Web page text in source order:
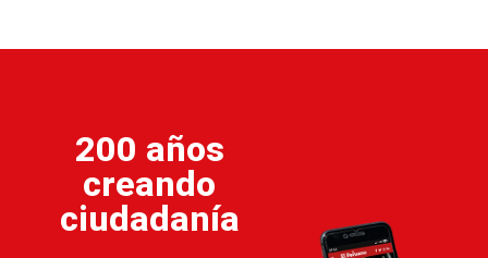
200 años
creando
ciudadanía